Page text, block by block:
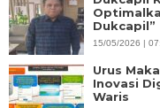
Dukcapil”
15/05/2026 |
Urus
Inovasi
Waris